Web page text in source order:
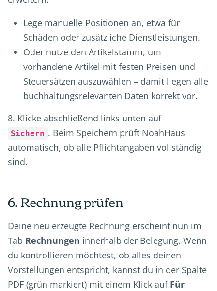
Lege manuelle Positionen an, etwa für
Schäden oder zusätzliche Dienstleistungen.
Oder nutze den Artikelstamm, um
vorhandene Artikel mit festen Preisen und
Steuersätzen auszuwählen – damit liegen alle
buchhaltungsrelevanten Daten korrekt vor.
8. Klicke abschließend links unten auf
Sichern . Beim Speichern prüft NoahHaus
automatisch, ob alle Pflichtangaben vollständig
sind.
6. Rechnung prüfen
Deine neu erzeugte Rechnung erscheint nun im
Tab Rechnungen innerhalb der Belegung. Wenn
du kontrollieren möchtest, ob alles deinen
Vorstellungen entspricht, kannst du in der Spalte
PDF (grün markiert) mit einem Klick auf Für